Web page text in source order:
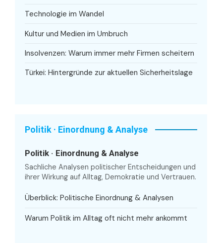
Technologie im Wandel
Kultur und Medien im Umbruch
Insolvenzen: Warum immer mehr Firmen scheitern
Türkei: Hintergründe zur aktuellen Sicherheitslage
Politik · Einordnung & Analyse
Politik · Einordnung & Analyse
Sachliche Analysen politischer Entscheidungen und
ihrer Wirkung auf Alltag, Demokratie und Vertrauen.
Überblick: Politische Einordnung & Analysen
Warum Politik im Alltag oft nicht mehr ankommt